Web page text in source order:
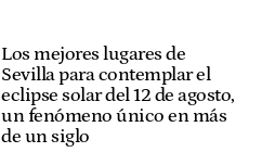
Los mejores lugares de
Sevilla para contemplar el
eclipse solar del 12 de agosto,
un fenómeno único en más
de un siglo